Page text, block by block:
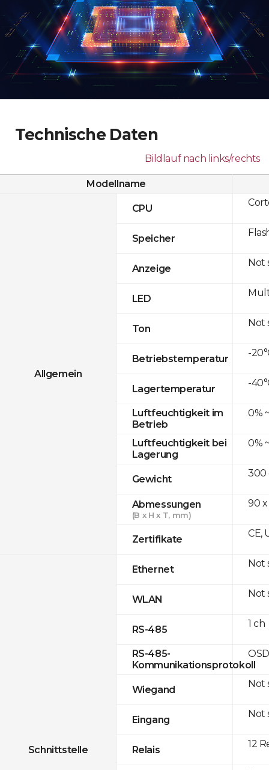
Technische Daten
Bildlauf nach links/rechts
Modellname
Allgemein
CPU
Speicher
Anzeige
LED
Ton
Betriebstemperatur
Lagertemperatur
Luftfeuchtigkeit im
Betrieb
Luftfeuchtigkeit bei
Lagerung
Gewicht
Abmessungen
(B x H x T, mm)
Zertifikate
Schnittstelle
Ethernet
WLAN
RS-485
RS-485-
Kommunikationsprotokoll
Wiegand
Eingang
Relais
Not
Not
-
-
0%
0%
300
90 x
CE,
Not
Not
1 ch
Not
Not
12